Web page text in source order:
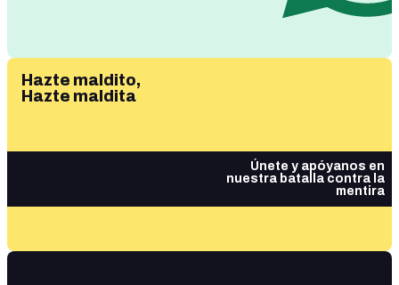
Hazte maldito,
Hazte maldita
Únete y apóyanos en
nuestra batalla contra la
mentira